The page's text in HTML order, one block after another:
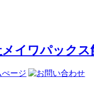
イワパックス